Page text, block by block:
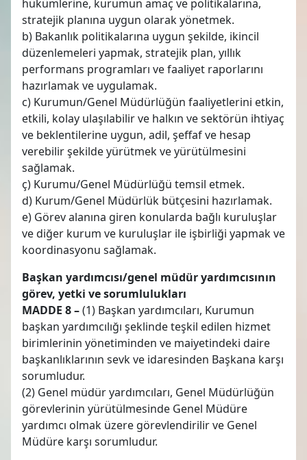
hükümlerine, kurumun amaç ve politikalarına,
stratejik planına uygun olarak yönetmek.
b) Bakanlık politikalarına uygun şekilde, ikincil
düzenlemeleri yapmak, stratejik plan, yıllık
performans programları ve faaliyet raporlarını
hazırlamak ve uygulamak.
c) Kurumun/Genel Müdürlüğün faaliyetlerini etkin,
etkili, kolay ulaşılabilir ve halkın ve sektörün ihtiyaç
ve beklentilerine uygun, adil, şeffaf ve hesap
verebilir şekilde yürütmek ve yürütülmesini
sağlamak.
ç) Kurumu/Genel Müdürlüğü temsil etmek.
d) Kurum/Genel Müdürlük bütçesini hazırlamak.
e) Görev alanına giren konularda bağlı kuruluşlar
ve diğer kurum ve kuruluşlar ile işbirliği yapmak ve
koordinasyonu sağlamak.
Başkan yardımcısı/genel müdür yardımcısının
görev, yetki ve sorumlulukları
MADDE 8 –(1) Başkan yardımcıları, Kurumun
başkan yardımcılığı şeklinde teşkil edilen hizmet
birimlerinin yönetiminden ve maiyetindeki daire
başkanlıklarının sevk ve idaresinden Başkana karşı
sorumludur.
(2) Genel müdür yardımcıları, Genel Müdürlüğün
görevlerinin yürütülmesinde Genel Müdüre
yardımcı olmak üzere görevlendirilir ve Genel
Müdüre karşı sorumludur.